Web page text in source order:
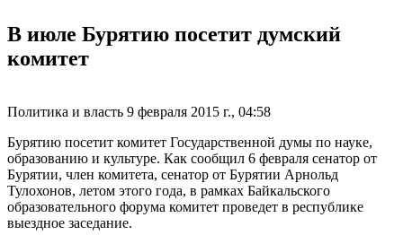
В июле Бурятию посетит думский
комитет
Политика и власть 9 февраля 2015 г., 04:58
Бурятию посетит комитет Государственной думы по науке,
образованию и культуре. Как сообщил 6 февраля сенатор от
Бурятии, член комитета, сенатор от Бурятии Арнольд
Тулохонов, летом этого года, в рамках Байкальского
образовательного форума комитет проведет в республике
выездное заседание.